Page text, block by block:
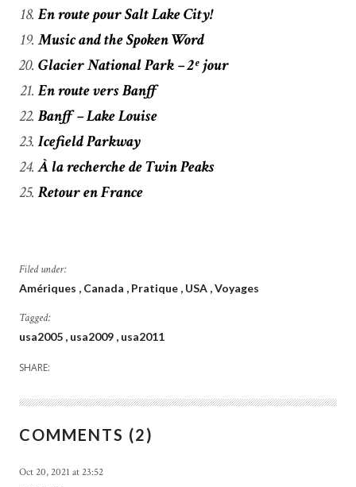
En route pour Salt Lake City!
Music and the Spoken Word
Glacier National Park – 2ᵉ jour
En route vers Banff
Banff – Lake Louise
Icefield Parkway
À la recherche de Twin Peaks
Retour en France
Filed under:
Amériques Canada Pratique USA Voyages
Tagged:
usa2005 usa2009 usa2011
SHARE:
COMMENTS (2)
Oct 20, 2021 at 23:52